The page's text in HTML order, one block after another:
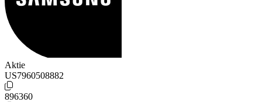
Aktie
US7960508882
896360